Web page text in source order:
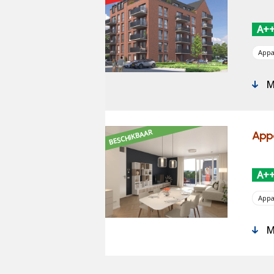
BESCHIKBAAR